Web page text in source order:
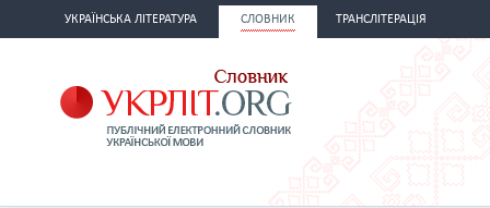
УКРАЇНСЬКА ЛІТЕРАТУРА СЛОВНИК ТРАНСЛІТЕРАЦІЯ